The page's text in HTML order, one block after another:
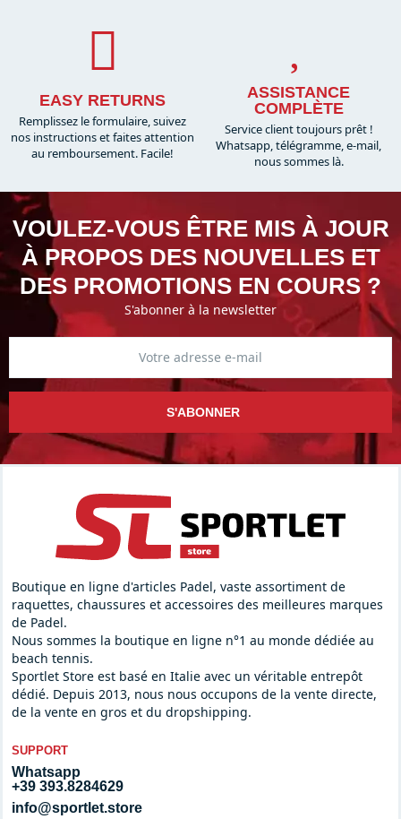
EASY RETURNS
Remplissez le formulaire, suivez
nos instructions et faites attention
au remboursement. Facile!
ASSISTANCE
COMPLÈTE
Service client toujours prêt !
Whatsapp, télégramme, e-mail,
nous sommes là.​
VOULEZ-VOUS ÊTRE MIS À JOUR
À PROPOS DES NOUVELLES ET
DES PROMOTIONS EN COURS ?
S'abonner à la newsletter
S'ABONNER
Boutique en ligne d'articles Padel, vaste assortiment de
raquettes, chaussures et accessoires des meilleures marques
de Padel.
Nous sommes la boutique en ligne n°1 au monde dédiée au
beach tennis.
Sportlet Store est basé en Italie avec un véritable entrepôt
dédié. Depuis 2013, nous nous occupons de la vente directe,
de la vente en gros et du dropshipping.
SUPPORT
Whatsapp
+39 393.8284629
info@sportlet.store